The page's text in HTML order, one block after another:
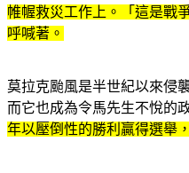
帷幄救災工作上。「這是戰
呼喊著。
莫拉克颱風是半世紀以來侵
而它也成為令馬先生不悅的
年以壓倒性的勝利贏得選舉